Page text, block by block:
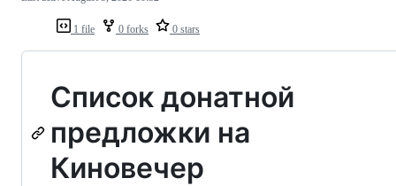
1 file 0 forks 0 stars
Список донатной
предложки на
Киновечер